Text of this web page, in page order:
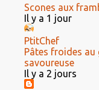
Scones aux
Il y a 1 jour
PtitChef
Pâtes froides au
savoureuse
Il y a 2 jours